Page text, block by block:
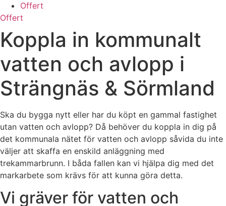
Offert
Offert
Koppla in kommunalt
vatten och avlopp i
Strängnäs & Sörmland
Ska du bygga nytt eller har du köpt en gammal fastighet
utan vatten och avlopp? Då behöver du koppla in dig på
det kommunala nätet för vatten och avlopp såvida du inte
väljer att skaffa en enskild anläggning med
trekammarbrunn. I båda fallen kan vi hjälpa dig med det
markarbete som krävs för att kunna göra detta.
Vi gräver för vatten och